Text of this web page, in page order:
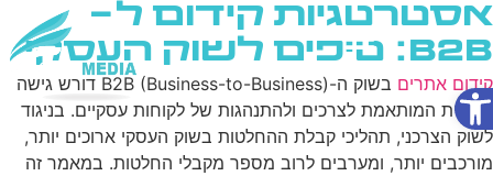
פתח סרגל נגישות
אסטרטגיות קידום ל-
B2B: טיפים לשוק העסקי
קידום אתרים
בשוק ה-B2B (Business-to-Business) דורש גישה
ייחודית המותאמת לצרכים ולהתנהגות של לקוחות עסקיים. בניגוד
לשוק הצרכני, תהליכי קבלת ההחלטות בשוק העסקי ארוכים יותר,
מורכבים יותר, ומערבים לרוב מספר מקבלי החלטות. במאמר זה